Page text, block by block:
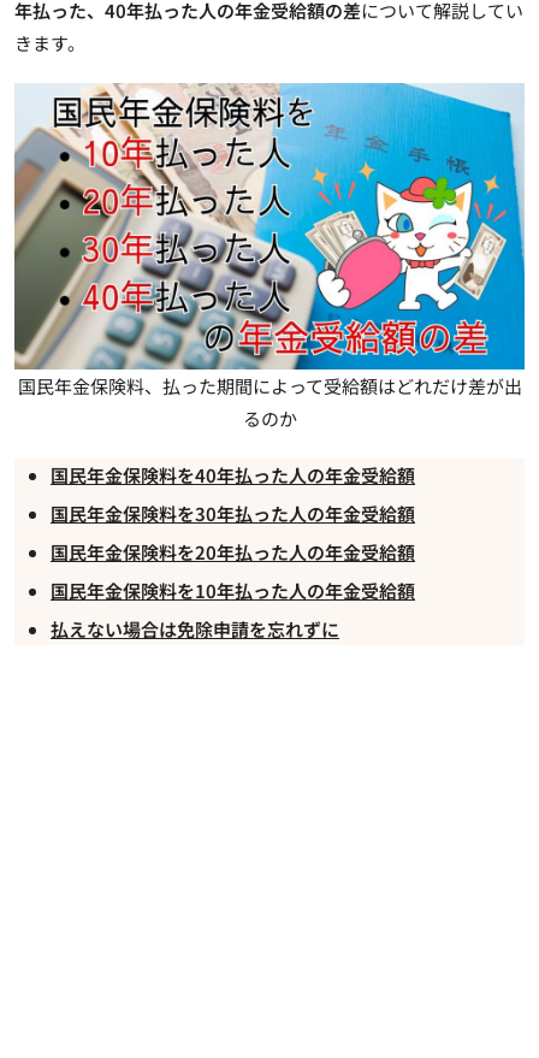
年払った、40年払った人の年金受給額の差について解説してい
きます。
国民年金保険料、払った期間によって受給額はどれだけ差が出
るのか
国民年金保険料を40年払った人の年金受給額
国民年金保険料を30年払った人の年金受給額
国民年金保険料を20年払った人の年金受給額
国民年金保険料を10年払った人の年金受給額
払えない場合は免除申請を忘れずに